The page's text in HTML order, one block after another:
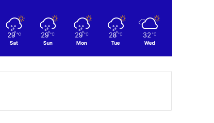
29 ℃
Sat
29 ℃
Sun
29 ℃
Mon
28 ℃
Tue
32 ℃
Wed